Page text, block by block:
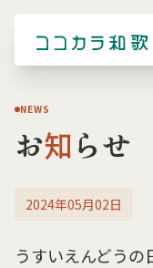
NEWS
お知らせ
2024年05月02日
うすいえんどうの